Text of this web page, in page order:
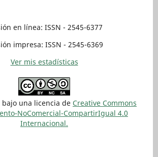
en línea: ISSN - 2545-6377
impresa: ISSN - 2545-6369
Ver mis estadísticas
bajo una licencia de Creative Commons
NoComercial-CompartirIgual 4.0
Internacional.